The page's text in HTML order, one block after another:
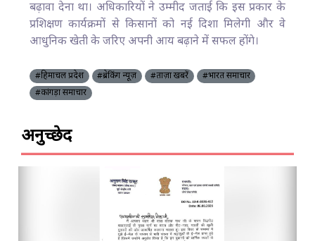
बढ़ावा देना था। अधिकारियों ने उम्मीद जताई कि इस प्रकार के
प्रशिक्षण कार्यक्रमों से किसानों को नई दिशा मिलेगी और वे
आधुनिक खेती के जरिए अपनी आय बढ़ाने में सफल होंगे।
#हिमाचल प्रदेश #ब्रेकिंग न्यूज़ #ताज़ा खबरें
#भारत समाचार
#कांगड़ा समाचार
अनुच्छेद